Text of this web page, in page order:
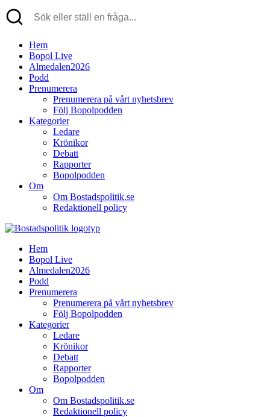
Hem
Bopol Live
Almedalen2026
Podd
Prenumerera
Prenumerera på vårt nyhetsbrev
Följ Bopolpodden
Kategorier
Ledare
Krönikor
Debatt
Rapporter
Bopolpodden
Om
Om Bostadspolitik.se
Redaktionell policy
Hem
Bopol Live
Almedalen2026
Podd
Prenumerera
Prenumerera på vårt nyhetsbrev
Följ Bopolpodden
Kategorier
Ledare
Krönikor
Debatt
Rapporter
Bopolpodden
Om
Om Bostadspolitik.se
Redaktionell policy